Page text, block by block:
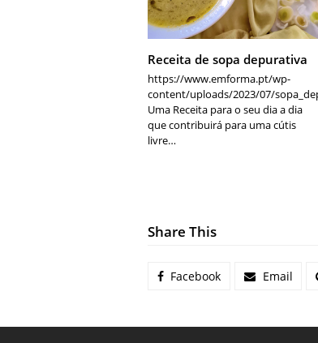
Receita de sopa depurativa
https://www.emforma.pt/wp-
content/uploads/2023/07/
Uma Receita para o seu dia a dia
que contribuirá para uma cútis
livre…
Share This
Facebook Email